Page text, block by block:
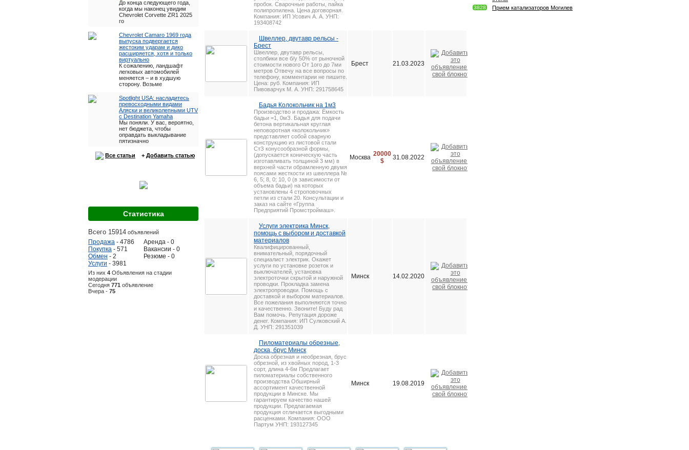
До конца следующего года,
когда мы наконец увидим
Chevrolet Corvette ZR1 2025
го
Chevrolet Camaro 1969 года
выпуска подвергается
жестоким ударам и дико
расширяется, хотя и только
виртуально
К сожалению, ландшафт
легковых автомобилей
меняется – и в худшую
сторону. Возьме
Spotlight USA: насладитесь
превосходными видами
Аляски и великолепными UTV
с Destination Yamaha
Мы поняли. У вас, вероятно,
нет бюджета, чтобы
оправдать выкладывание
пятизначно
Все статьи + Добавить статью
Статистика
Всего 15914 объявлений
Продажа - 4786
Покупка - 571
Обмен - 2
Услуги - 3981
Аренда - 0
Вакансии - 0
Резюме - 0
Из них 4 Объявления на стадии
модерации
Сегодня 771 объявление
Вчера - 75
пробок. Сварочные работы, пайка
полипропилена. Цена договорная.
Компания: ИП Усович А. А. УНП:
193408742
Швеллер, двутавр рельсы -
Брест
Швеллер, двутавр рельсы,
столбики все б/у 50% от рыночной
стоимости нового От 1ого до 7ми
метров Отвечу на все вопросы по
телефону, комментарии не пишите.
Цена: руб. Компания: ИП
Пивоварчук М. А. УНП: 291758645
Брест 21.03.2023
Бадья Колокольчик на 1м3
Производство и продажа: Ёмкость
бадьи =1, 0мЗ. Бадья для подачи
бетона вертикальная круглая
неповоротная «колокольчик»
представляет собой сварную
конструкцию из листовой стали
СтЗ конусообразной формы,
(допускается коническую часть
изготавливать толщиной 3 мм) в
верхней части обрамленную двумя
поясами жесткости из швеллера №
6, 5; 8, 0; 10, 0 (в зависимости от
объема бадьи) на которых
установлены 4 строповочных
петли из стали 20. Консультации и
заказ на сайте «Группа
Предприятий Промстроймаш».
Москва 20000
$
31.08.2022
Услуги электрика Минск,
помощь с выбором и доставкой
материалов
Квалифицированный,
внимательный, порядочный
специалист электрик. Окажет
услуги по установке розеток и
выключателей, установка
электроточки скрытой и наружной
проводки. Прокладка замена
электропроводки. Помощь с
доставкой и выбором материалов.
Все пожелания выполняются точно
и качественно. Звоните! Буду рад
Вам помочь. Репутация дороже
денег. Компания: ИП Сулковский А.
Д. УНП: 291351039
Минск 14.02.2020
Пиломатериалы обрезные,
доска, брус Минск
Доска обрезная и необрезная, брус
обрезной, из хвойных пород, 1-3
сорт, длина 4-6м Предлагает
пиломатериалы собственного
производства Обширный
ассортимент качественной
продукции в Минске. Мы
гарантируем качество нашей
продукции. Предлагаемая
продукция отличается выгодными
расценками. Компания: ООО
Партум УНП: 193127345
Минск 19.08.2019
3828 Прием катализаторов Могилев